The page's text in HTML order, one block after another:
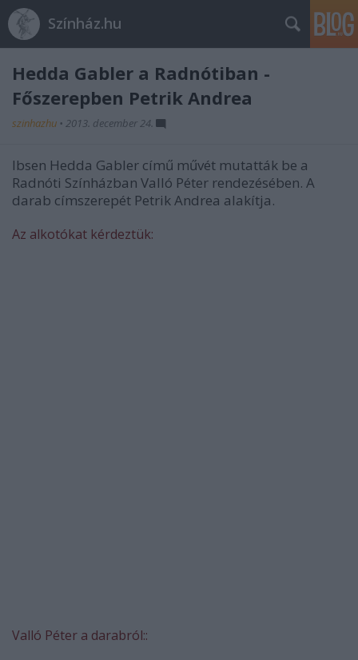
Színház.hu
Hedda Gabler a Radnótiban -
Főszerepben Petrik Andrea
szinhazhu • 2013. december 24.
Ibsen Hedda Gabler című művét mutatták be a
Radnóti Színházban Valló Péter rendezésében. A
darab címszerepét Petrik Andrea alakítja.
Az alkotókat kérdeztük:
Valló Péter a darabról::